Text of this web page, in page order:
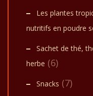
Les plantes
nutritifs en poudre
Sachet de thé,
herbe (6)
Snacks (7)